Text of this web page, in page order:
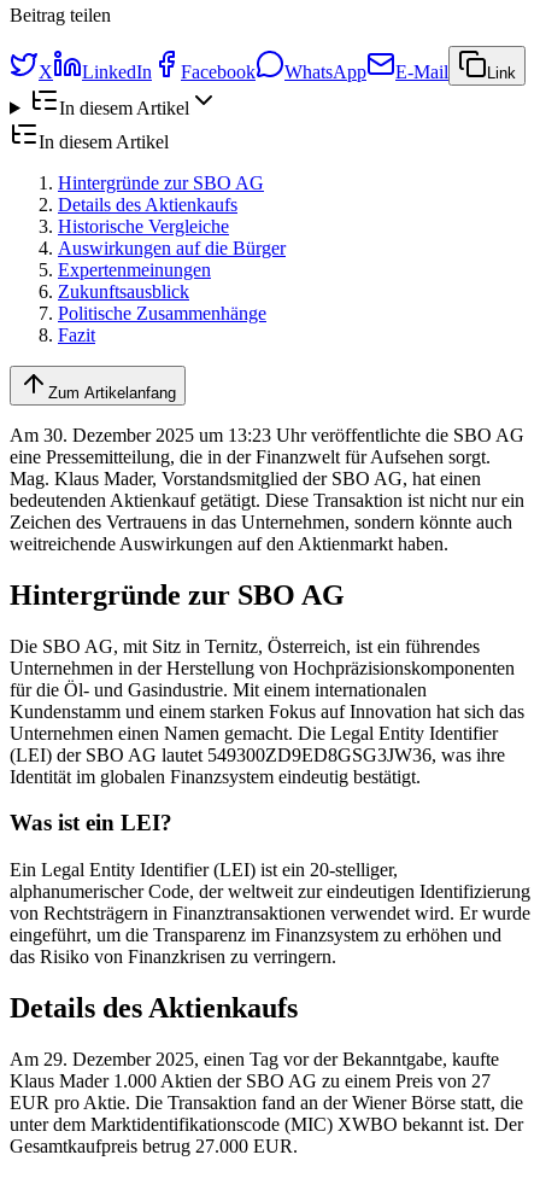
Beitrag teilen
X LinkedIn Facebook WhatsApp E-Mail Link
In diesem Artikel
In diesem Artikel
Hintergründe zur SBO AG
Details des Aktienkaufs
Historische Vergleiche
Auswirkungen auf die Bürger
Expertenmeinungen
Zukunftsausblick
Politische Zusammenhänge
Fazit
Zum Artikelanfang
Am 30. Dezember 2025 um 13:23 Uhr veröffentlichte die SBO AG
eine Pressemitteilung, die in der Finanzwelt für Aufsehen sorgt.
Mag. Klaus Mader, Vorstandsmitglied der SBO AG, hat einen
bedeutenden Aktienkauf getätigt. Diese Transaktion ist nicht nur ein
Zeichen des Vertrauens in das Unternehmen, sondern könnte auch
weitreichende Auswirkungen auf den Aktienmarkt haben.
Hintergründe zur SBO AG
Die SBO AG, mit Sitz in Ternitz, Österreich, ist ein führendes
Unternehmen in der Herstellung von Hochpräzisionskomponenten
für die Öl- und Gasindustrie. Mit einem internationalen
Kundenstamm und einem starken Fokus auf Innovation hat sich das
Unternehmen einen Namen gemacht. Die Legal Entity Identifier
(LEI) der SBO AG lautet 549300ZD9ED8GSG3JW36, was ihre
Identität im globalen Finanzsystem eindeutig bestätigt.
Was ist ein LEI?
Ein Legal Entity Identifier (LEI) ist ein 20-stelliger,
alphanumerischer Code, der weltweit zur eindeutigen Identifizierung
von Rechtsträgern in Finanztransaktionen verwendet wird. Er wurde
eingeführt, um die Transparenz im Finanzsystem zu erhöhen und
das Risiko von Finanzkrisen zu verringern.
Details des Aktienkaufs
Am 29. Dezember 2025, einen Tag vor der Bekanntgabe, kaufte
Klaus Mader 1.000 Aktien der SBO AG zu einem Preis von 27
EUR pro Aktie. Die Transaktion fand an der Wiener Börse statt, die
unter dem Marktidentifikationscode (MIC) XWBO bekannt ist. Der
Gesamtkaufpreis betrug 27.000 EUR.